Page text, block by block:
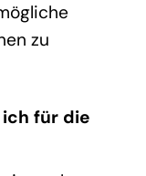
zu
für die